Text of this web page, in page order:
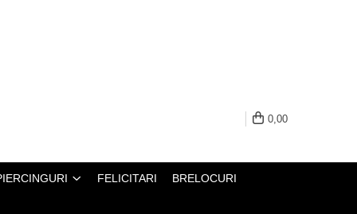
0,00
FELICITARI BRELOCURI